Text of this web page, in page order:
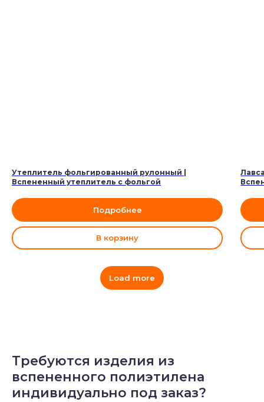
Утеплитель фольгированный рулонный |
Вспененный утеплитель с фольгой
Подробнее
В корзину
Load more
Требуются изделия из
вспененного полиэтилена
индивидуально под заказ?